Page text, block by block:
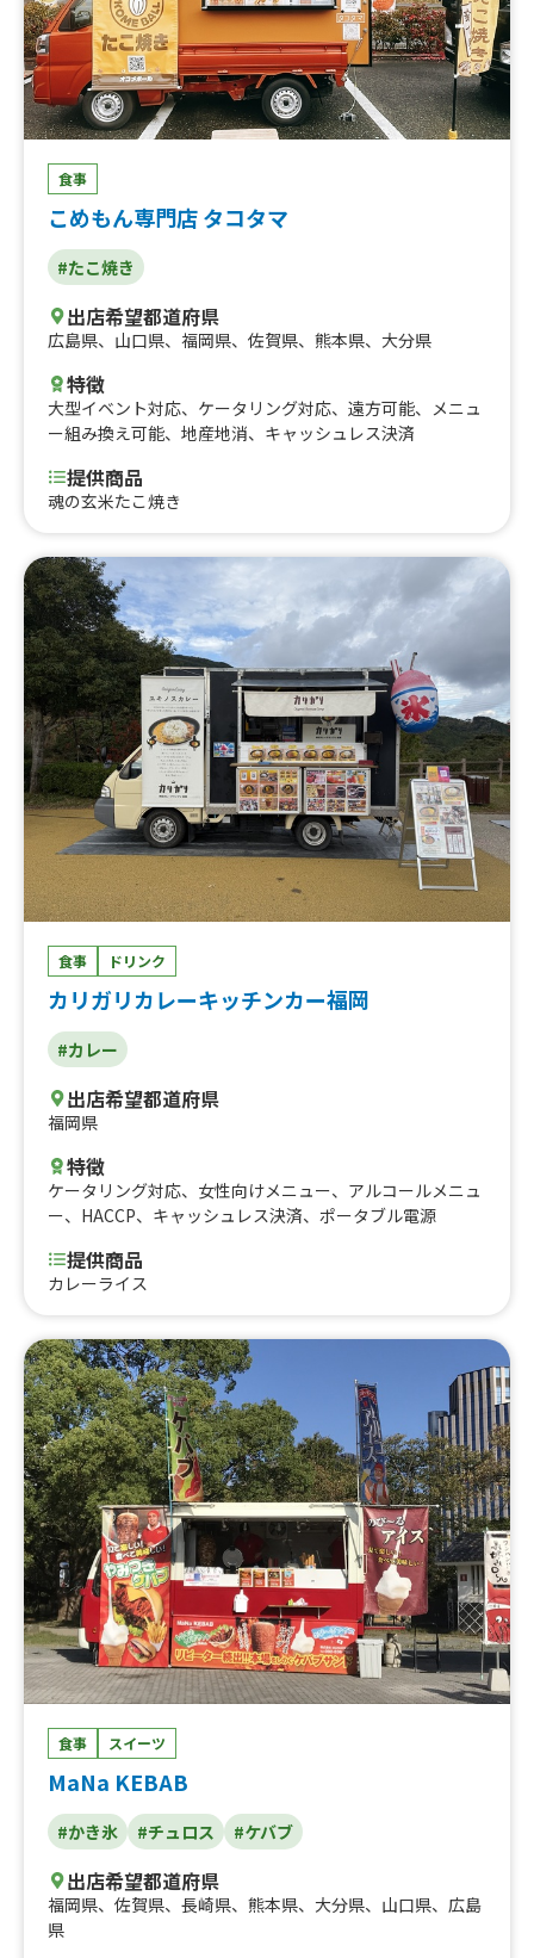
食事
こめもん専門店 タコタマ
#たこ焼き
出店希望都道府県
広島県、 山口県、 福岡県、 佐賀県、 熊本県、 大分県
特徴
大型イベント対応、 ケータリング対応、 遠方可能、
メニュ
ー組み換え可能、 地産地消、 キャッシュレス決済
提供商品
魂の玄米たこ焼き
食事 ドリンク
カリガリカレーキッチンカー福岡
#カレー
出店希望都道府県
福岡県
特徴
ケータリング対応、 女性向けメニュー、 アルコールメニュ
ー、 HACCP、 キャッシュレス決済、 ポータブル電源
提供商品
カレーライス
食事 スイーツ
MaNa KEBAB
#かき氷 #チュロス #ケバブ
出店希望都道府県
福岡県、 佐賀県、 長崎県、 熊本県、 大分県、 山口県、 広島
県